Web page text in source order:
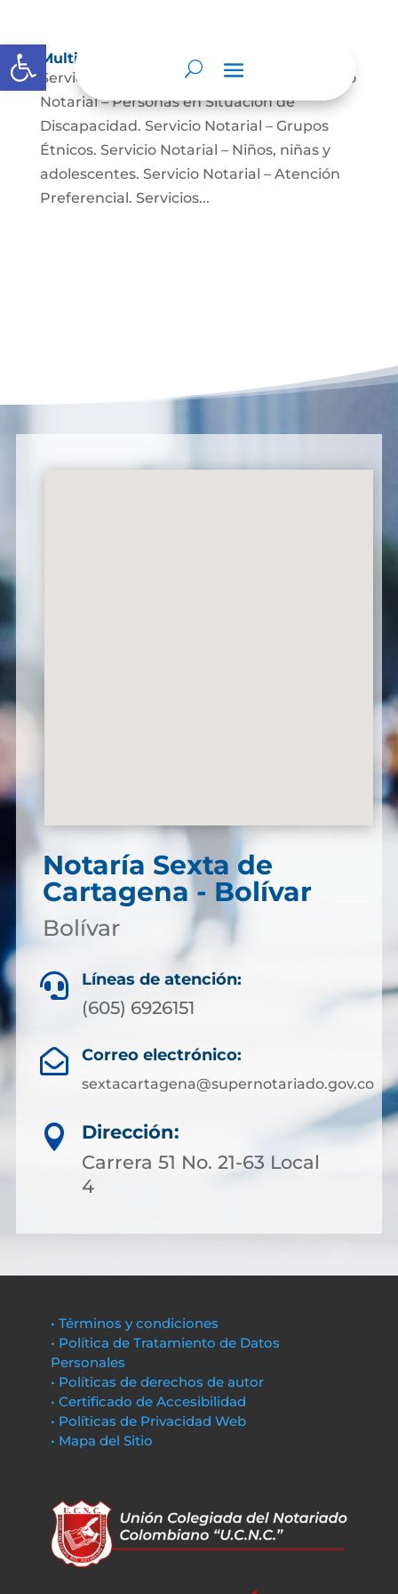
Abrir barra de herramientas
Multimedia
Servicio Notarial – Fuerzas Militares. Servicio
Notarial – Personas en Situación de
Discapacidad. Servicio Notarial – Grupos
Étnicos. Servicio Notarial – Niños, niñas y
adolescentes. Servicio Notarial – Atención
Preferencial. Servicios...
Notaría Sexta de
Cartagena - Bolívar
Bolívar
 Líneas de atención:
(605) 6926151
 Correo electrónico:
sextacartagena@supernotariado.gov.co

Dirección:
Carrera 51 No. 21-63 Local
4
• Términos y condiciones
• Política de Tratamiento de Datos
Personales
• Políticas de derechos de autor
• Certificado de Accesibilidad
• Políticas de Privacidad Web
• Mapa del Sitio